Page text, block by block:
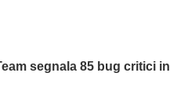
segnala 85 bug critici in